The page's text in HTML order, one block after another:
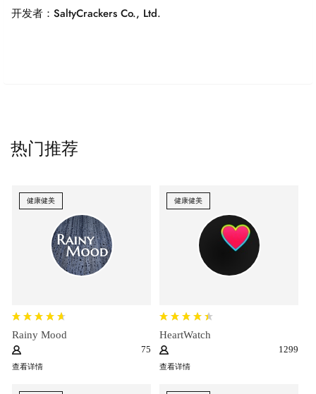
开发者：SaltyCrackers Co., Ltd.
热门推荐
健康健美
Rainy Mood
75
查看详情
健康健美
HeartWatch
1299
查看详情